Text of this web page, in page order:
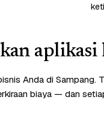
aplikasi
Anda di Sampang.
biaya — dan